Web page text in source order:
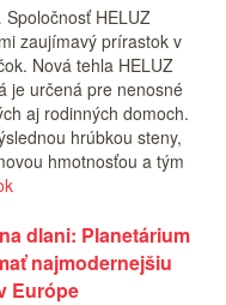
Spoločnosť HELUZ
zaujímavý prírastok v
Nová tehla HELUZ
je určená pre nenosné
aj rodinných domoch.
hrúbkou steny,
hmotnosťou a tým
dlani: Planetárium
najmodernejšiu
Európe